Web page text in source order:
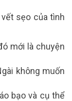
sẹo của tình
mới là chuyện
không muốn
bạo và cụ thể